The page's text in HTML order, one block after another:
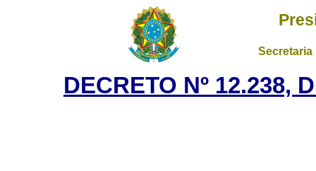
DECRETO Nº 12.238,